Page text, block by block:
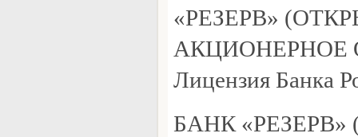
«РЕЗЕРВ»
АКЦИОНЕРНОЕ
Лицензия Банка
БАНК «РЕЗЕРВ»